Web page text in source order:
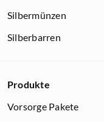
Silbermünzen
Silberbarren
Produkte
Vorsorge Pakete